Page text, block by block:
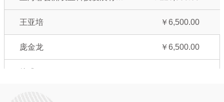
王亚培 ￥6,500.00
庞金龙 ￥6,500.00
徐彧
袁江